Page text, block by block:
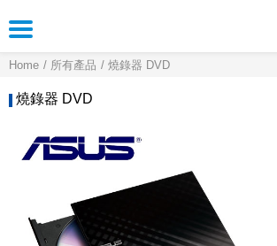
Home 所有產品 燒錄器 DVD
燒錄器 DVD